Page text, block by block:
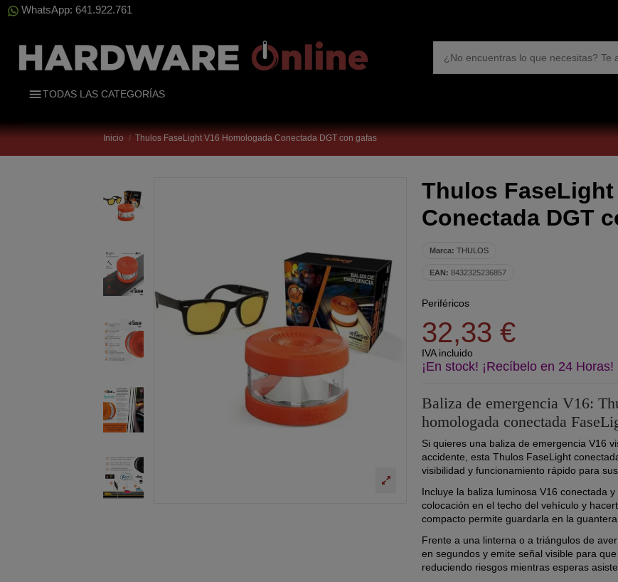
WhatsApp: 641.922.761
TODAS LAS CATEGORÍAS
Inicio Thulos FaseLight V16 Homologada Conectada DGT con gafas
Thulos
Conectada DGT
Marca: THULOS
EAN: 8432325236857
Periféricos
32,33 €
IVA incluido
¡En stock! ¡Recíbelo en 24 Horas!
Baliza de emergencia V16:
homologada conectada
Si quieres una baliza de emergencia V16
accidente, esta Thulos FaseLight
visibilidad y funcionamiento rápido para
Incluye la baliza luminosa V16 conectada
colocación en el techo del vehículo y
compacto permite guardarla en la
Frente a una linterna o a triángulos de
en segundos y emite señal visible para
reduciendo riesgos mientras esperas